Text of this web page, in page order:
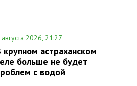
2026, 21:27
крупном астраханском
больше не будет
с водой